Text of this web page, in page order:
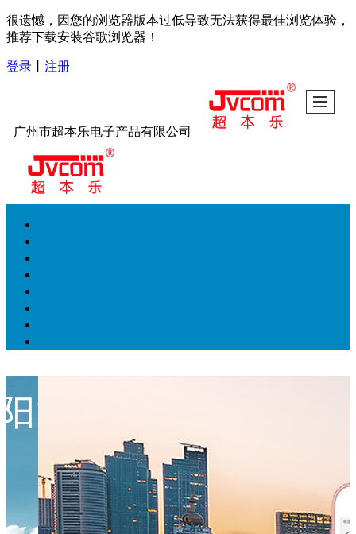
很遗憾，因您的浏览器版本过低导致无法获得最佳浏览体验，
推荐下载安装谷歌浏览器！
登录 注册
广州市超本乐电子产品有限公司